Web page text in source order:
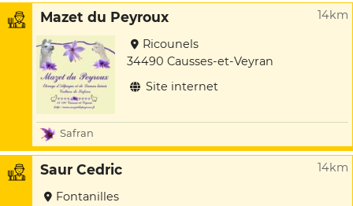
Mazet du Peyroux 14km
Ricounels
34490 Causses-et-Veyran
Site internet
Safran
Saur Cedric 14km
Fontanilles